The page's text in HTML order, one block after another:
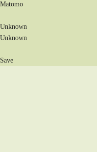
Matomo
Unknown
Unknown
Save